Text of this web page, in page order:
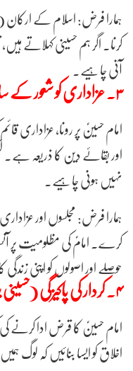
ہمارا فرض: اسلام کے ارکان
کرنا۔ اگر ہم حسینی کہلاتے
آنی چاہیے۔
۳. عزاداری کو شعور کے ساتھ زندہ رکھنا
امام حسینؑ پر رونا، عزاداری
اور بقائے دین کا ذریعہ
نہیں ہونی چاہیے۔
ہمارا فرض: مجلسوں اور
کرے۔ امامؑ کی مظلومیت پر
حوصلے اور اصولوں کو اپنی
۴. کردار کی پاکیزگی (حسینی بننا)
امام حسینؑ کا قرض ادا کرنے
اخلاق کو ایسا بنائیں کہ لوگ